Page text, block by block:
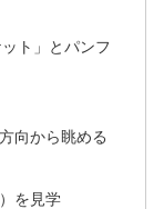
ト」とパンフ
向から眺める
を見学